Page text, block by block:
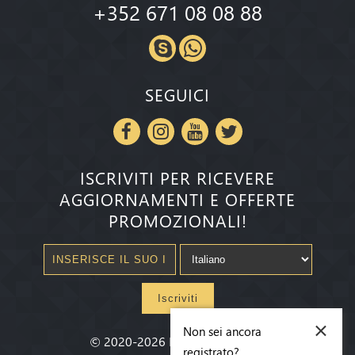
+352 671 08 08 88
SEGUICI
ISCRIVITI PER RICEVERE
AGGIORNAMENTI E OFFERTE
PROMOZIONALI!
Iscriviti
© 2020-2026 Millenium State® ×
Non sei ancora
registrato?